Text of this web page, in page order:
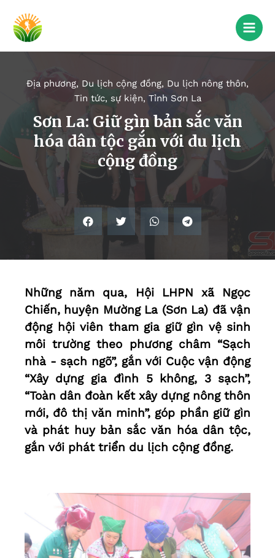
Địa phương, Du lịch cộng đồng, Du lịch nông thôn,
Tin tức, sự kiện, Tỉnh Sơn La
Sơn La: Giữ gìn bản sắc văn
hóa dân tộc gắn với du lịch
cộng đồng
Những năm qua, Hội LHPN xã Ngọc
Chiến, huyện Mường La (Sơn La) đã vận
động hội viên tham gia giữ gìn vệ sinh
môi trường theo phương châm “Sạch
nhà - sạch ngõ”, gắn với Cuộc vận động
“Xây dựng gia đình 5 không, 3 sạch”,
“Toàn dân đoàn kết xây dựng nông thôn
mới, đô thị văn minh”, góp phần giữ gìn
và phát huy bản sắc văn hóa dân tộc,
gắn với phát triển du lịch cộng đồng.